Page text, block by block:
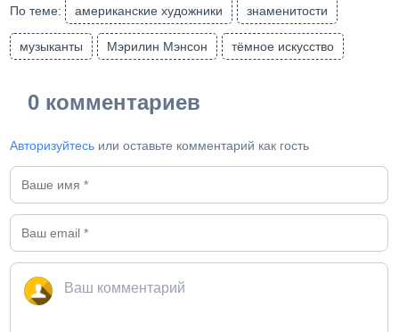
По теме: американские художники знаменитости
музыканты Мэрилин Мэнсон тёмное искусство
0 комментариев
Авторизуйтесь или оставьте комментарий как гость